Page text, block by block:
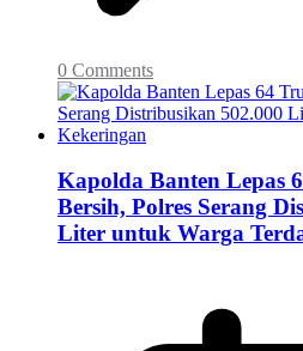
0 Comments
Kapolda Banten Lepas
Bersih, Polres Serang
Liter untuk Warga